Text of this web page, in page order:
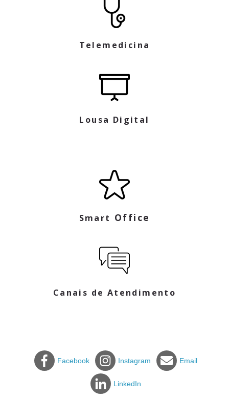
Telemedicina
Lousa Digital
Smart Office
Canais de Atendimento
Facebook Instagram Email
LinkedIn